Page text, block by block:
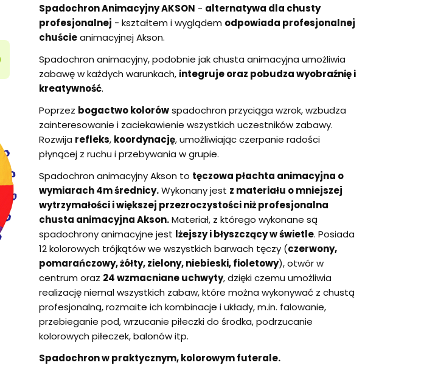
Spadochron Animacyjny AKSON - alternatywa dla chusty
profesjonalnej - kształtem i wyglądem odpowiada profesjonalnej
chuścieanimacyjnej Akson.
Spadochron animacyjny, podobnie jak chusta animacyjna umożliwia
zabawę w każdych warunkach, integruje oraz pobudza wyobraźnię i
kreatywność.
Poprzez bogactwo kolorówspadochron przyciąga wzrok, wzbudza
zainteresowanie i zaciekawienie wszystkich uczestników zabawy.
Rozwija refleks, koordynację, umożliwiając czerpanie radości
płynącej z ruchu i przebywania w grupie.
Spadochron animacyjny Akson to tęczowa płachta animacyjna o
wymiarach 4m średnicy.Wykonany jest z materiału o mniejszej
wytrzymałości i większej przezroczystości niż profesjonalna
chusta animacyjna Akson.Materiał, z którego wykonane są
spadochrony animacyjne jest lżejszy i błyszczący w świetle. Posiada
12 kolorowych trójkątów we wszystkich barwach tęczy (czerwony,
pomarańczowy, żółty, zielony, niebieski, fioletowy), otwór w
centrum oraz 24 wzmacniane uchwyty, dzięki czemu umożliwia
realizację niemal wszystkich zabaw, które można wykonywać z chustą
profesjonalną, rozmaite ich kombinacje i układy, m.in. falowanie,
przebieganie pod, wrzucanie piłeczki do środka, podrzucanie
kolorowych piłeczek, balonów itp.
Spadochron w praktycznym, kolorowym futerale.